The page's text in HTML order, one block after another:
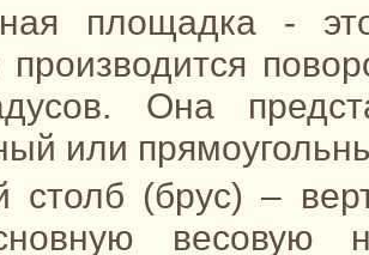
площадка -
производится
Она
или
столб (брус) –
весовую